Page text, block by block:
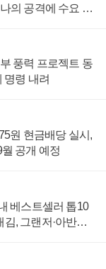
의 공격에 수요 늘
풍력 프로젝트 동
명령 내려
원 현금배당 실시,
공개 예정
베스트셀러 톱10
, 그랜저·아반떼